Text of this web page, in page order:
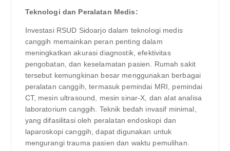
Teknologi dan Peralatan Medis:
Investasi RSUD Sidoarjo dalam teknologi medis
canggih memainkan peran penting dalam
meningkatkan akurasi diagnostik, efektivitas
pengobatan, dan keselamatan pasien. Rumah sakit
tersebut kemungkinan besar menggunakan berbagai
peralatan canggih, termasuk pemindai MRI, pemindai
CT, mesin ultrasound, mesin sinar-X, dan alat analisa
laboratorium canggih. Teknik bedah invasif minimal,
yang difasilitasi oleh peralatan endoskopi dan
laparoskopi canggih, dapat digunakan untuk
mengurangi trauma pasien dan waktu pemulihan.